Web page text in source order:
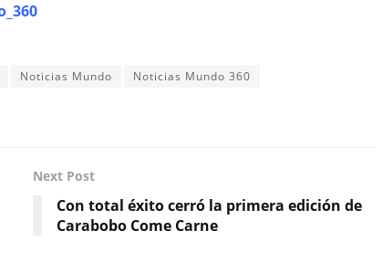
Noticias Mundo
Noticias Mundo 360
Next Post
Con total éxito cerró la primera edición de
Carabobo Come Carne